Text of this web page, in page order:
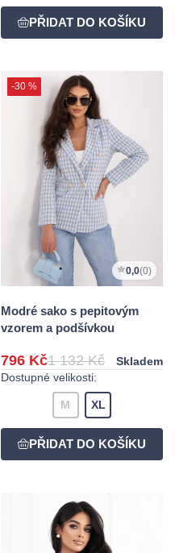
-30 %
0,0(0)
Modré sako s pepitovým
vzorem a podšívkou
796 Kč1 132 Kč
Skladem
Dostupné velikosti:
M XL